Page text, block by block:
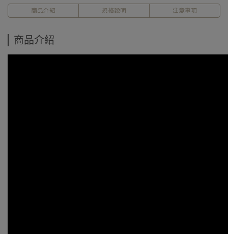
商品介紹 規格說明 注意事項
商品介紹